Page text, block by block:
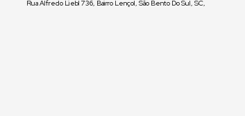
Rua Alfredo Liebl 736, Bairro Lençol, São Bento Do Sul, SC,